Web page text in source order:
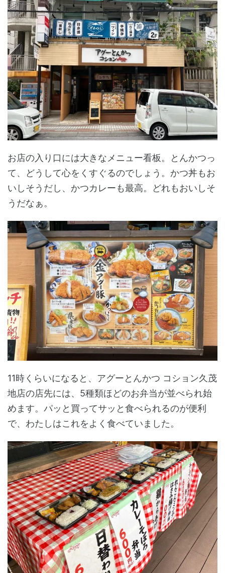
お店の入り口には大きなメニュー看板。とんかつっ
て、どうして心をくすぐるのでしょう。かつ丼もお
いしそうだし、かつカレーも最高。どれもおいしそ
うだなぁ。
11時くらいになると、アグーとんかつ コション久茂
地店の店先には、5種類ほどのお弁当が並べられ始
めます。パッと買ってサッと食べられるのが便利
で、わたしはこれをよく食べていました。